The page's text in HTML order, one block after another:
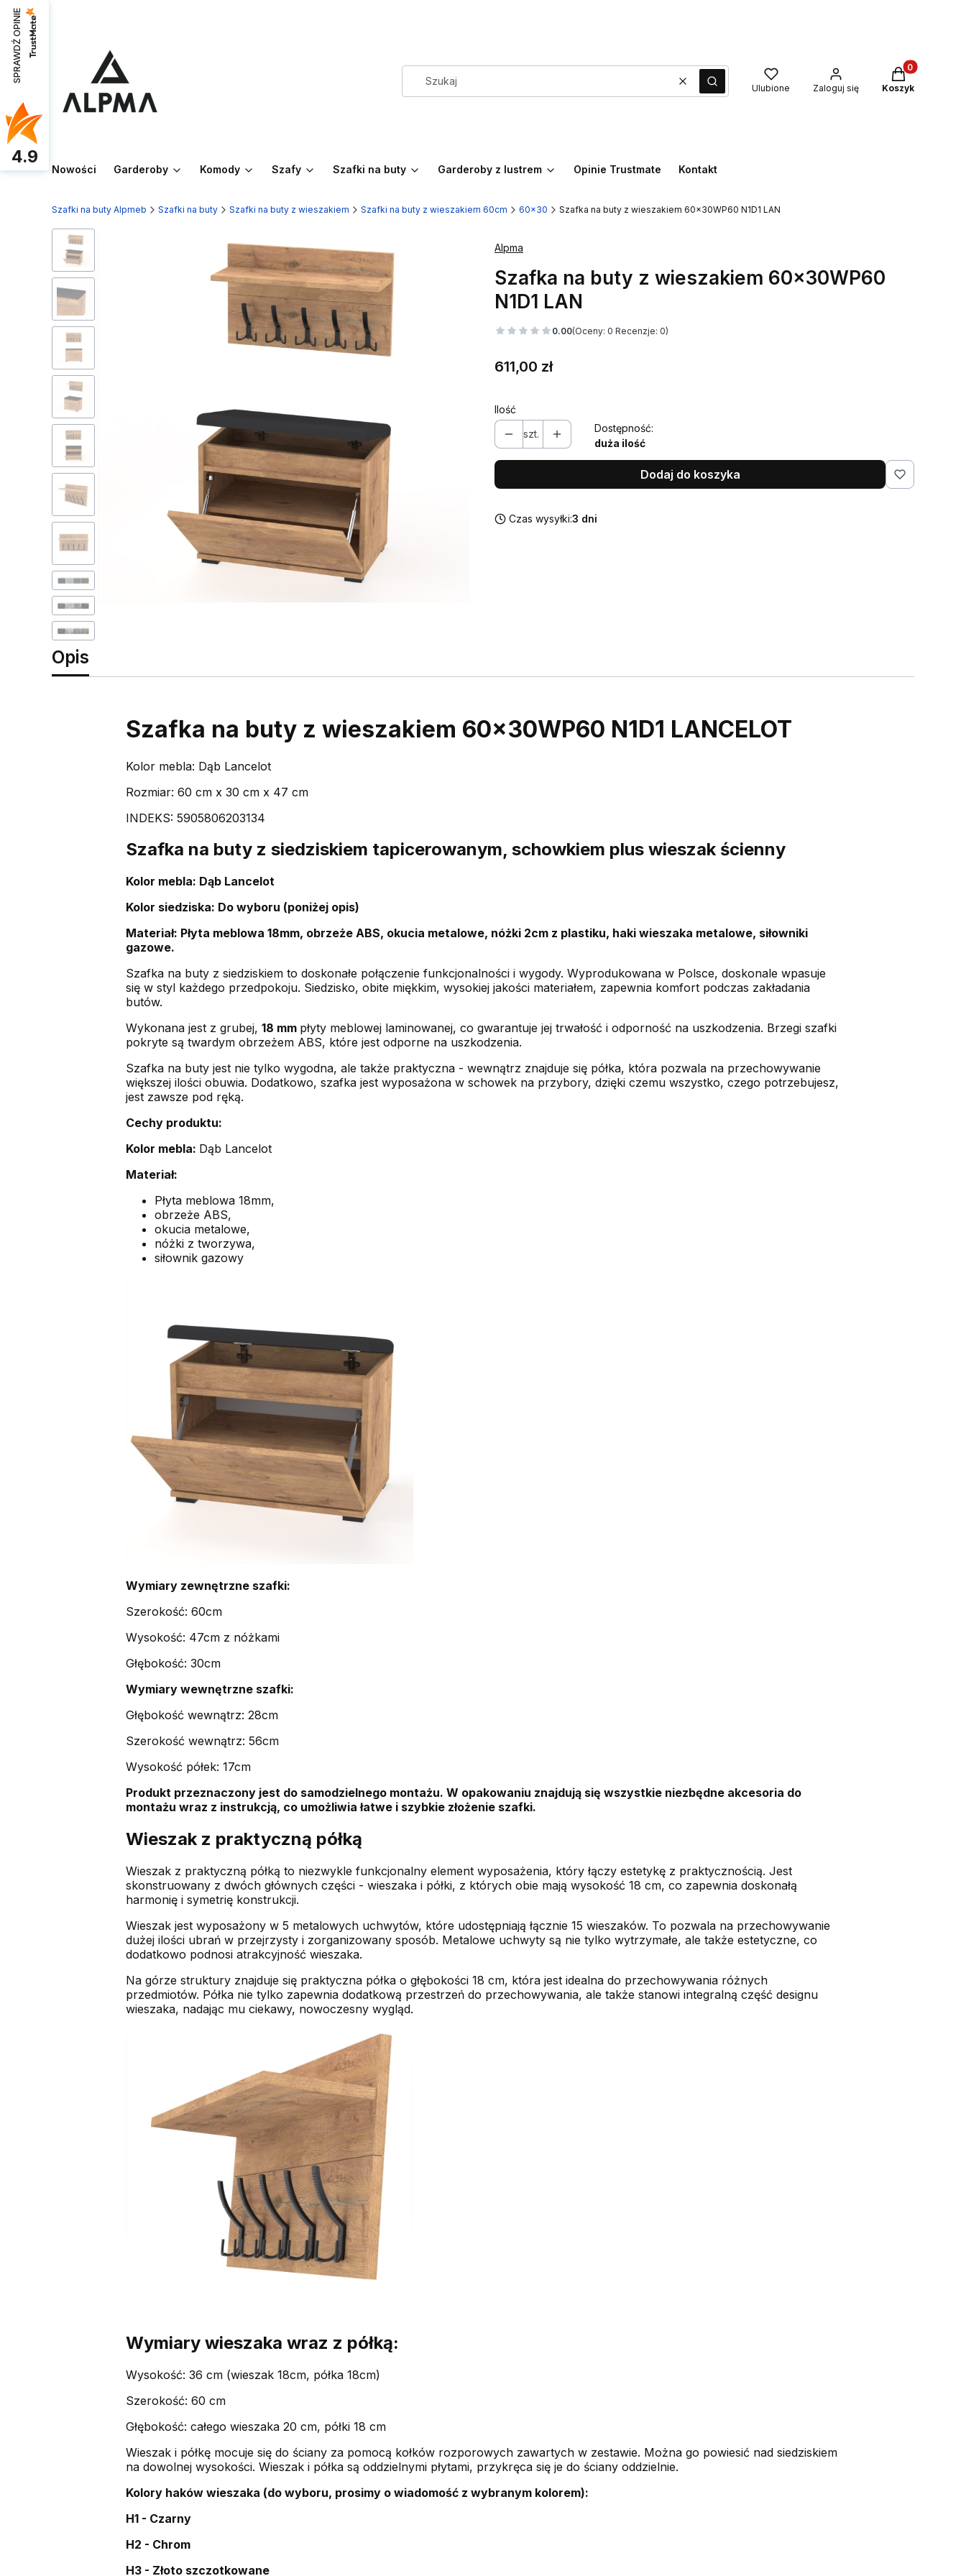
WyczyśćSzukaj Ulubione Zaloguj się
Produkty w
Koszyk
Nowości Garderoby Komody Szafy Szafki na buty Garderoby z lustrem Opinie Trustmate Kontakt
Szafki na buty Alpmeb Szafki na buty Szafki na buty z wieszakiem Szafki na buty z wieszakiem 60cm 60x30 Szafka na buty z wieszakiem 60x30WP60 N1D1 LAN
Alpma
Szafka na buty z wieszakiem 60x30WP60
N1D1 LAN
0.00(Oceny: 0 Recenzje: 0)
Cena
611,00 zł
Ilość
szt.
Dostępność:
duża ilość
Dodaj do koszyka
Czas wysyłki:3 dni
Opis
Szafka na buty z wieszakiem 60x30WP60 N1D1 LANCELOT
Kolor mebla: Dąb Lancelot
Rozmiar: 60 cm x 30 cm x 47 cm
INDEKS: 5905806203134
Szafka na buty z siedziskiem tapicerowanym, schowkiem plus wieszak ścienny
Kolor mebla: Dąb Lancelot
Kolor siedziska: Do wyboru (poniżej opis)
Materiał: Płyta meblowa 18mm, obrzeże ABS, okucia metalowe, nóżki 2cm z plastiku, haki wieszaka metalowe, siłowniki
gazowe.
Szafka na buty z siedziskiem to doskonałe połączenie funkcjonalności i wygody. Wyprodukowana w Polsce, doskonale wpasuje
się w styl każdego przedpokoju. Siedzisko, obite miękkim, wysokiej jakości materiałem, zapewnia komfort podczas zakładania
butów.
Wykonana jest z grubej, 18 mm płyty meblowej laminowanej, co gwarantuje jej trwałość i odporność na uszkodzenia. Brzegi szafki
pokryte są twardym obrzeżem ABS, które jest odporne na uszkodzenia.
Szafka na buty jest nie tylko wygodna, ale także praktyczna - wewnątrz znajduje się półka, która pozwala na przechowywanie
większej ilości obuwia. Dodatkowo, szafka jest wyposażona w schowek na przybory, dzięki czemu wszystko, czego potrzebujesz,
jest zawsze pod ręką.
Cechy produktu:
Kolor mebla: Dąb Lancelot
Materiał:
Płyta meblowa 18mm,
obrzeże ABS,
okucia metalowe,
nóżki z tworzywa,
siłownik gazowy
Wymiary zewnętrzne szafki:
Szerokość: 60cm
Wysokość: 47cm z nóżkami
Głębokość: 30cm
Wymiary wewnętrzne szafki:
Głębokość wewnątrz: 28cm
Szerokość wewnątrz: 56cm
Wysokość półek: 17cm
Produkt przeznaczony jest do samodzielnego montażu. W opakowaniu znajdują się wszystkie niezbędne akcesoria do
montażu wraz z instrukcją, co umożliwia łatwe i szybkie złożenie szafki.
Wieszak z praktyczną półką
Wieszak z praktyczną półką to niezwykle funkcjonalny element wyposażenia, który łączy estetykę z praktycznością. Jest
skonstruowany z dwóch głównych części - wieszaka i półki, z których obie mają wysokość 18 cm, co zapewnia doskonałą
harmonię i symetrię konstrukcji.
Wieszak jest wyposażony w 5 metalowych uchwytów, które udostępniają łącznie 15 wieszaków. To pozwala na przechowywanie
dużej ilości ubrań w przejrzysty i zorganizowany sposób. Metalowe uchwyty są nie tylko wytrzymałe, ale także estetyczne, co
dodatkowo podnosi atrakcyjność wieszaka.
Na górze struktury znajduje się praktyczna półka o głębokości 18 cm, która jest idealna do przechowywania różnych
przedmiotów. Półka nie tylko zapewnia dodatkową przestrzeń do przechowywania, ale także stanowi integralną część designu
wieszaka, nadając mu ciekawy, nowoczesny wygląd.
Wymiary wieszaka wraz z półką:
Wysokość: 36 cm (wieszak 18cm, półka 18cm)
Szerokość: 60 cm
Głębokość: całego wieszaka 20 cm, półki 18 cm
Wieszak i półkę mocuje się do ściany za pomocą kołków rozporowych zawartych w zestawie. Można go powiesić nad siedziskiem
na dowolnej wysokości. Wieszak i półka są oddzielnymi płytami, przykręca się je do ściany oddzielnie.
Kolory haków wieszaka (do wyboru, prosimy o wiadomość z wybranym kolorem):
H1 - Czarny
H2 - Chrom
H3 - Złoto szczotkowane
SPRAWDŹ OPINIE
4.9